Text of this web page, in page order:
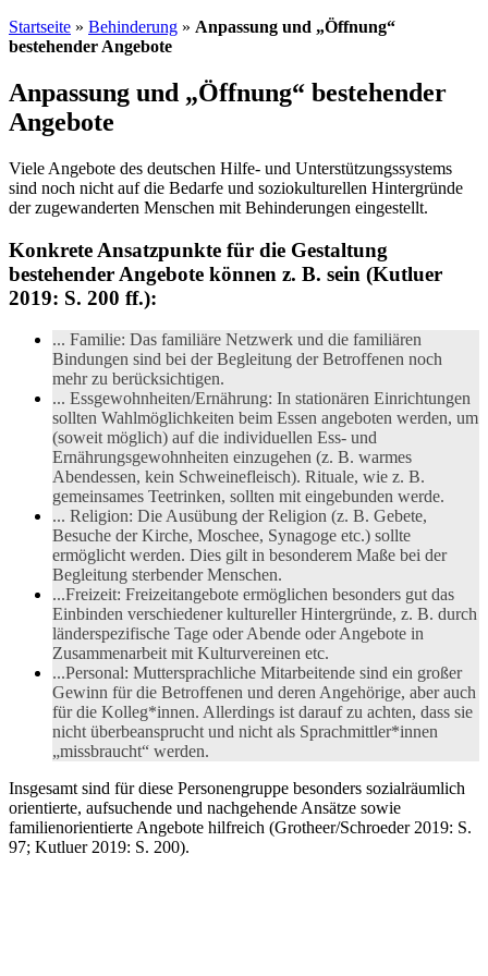
Startseite » Behinderung » Anpassung und „Öffnung“
bestehender Angebote
Anpassung und „Öffnung“ bestehender
Angebote
Viele Angebote des deutschen Hilfe- und Unterstützungssystems
sind noch nicht auf die Bedarfe und soziokulturellen Hintergründe
der zugewanderten Menschen mit Behinderungen eingestellt.
Konkrete Ansatzpunkte für die Gestaltung
bestehender Angebote können z. B. sein (Kutluer
2019: S. 200 ff.):
... Familie: Das familiäre Netzwerk und die familiären
Bindungen sind bei der Begleitung der Betroffenen noch
mehr zu berücksichtigen.
... Essgewohnheiten/Ernährung: In stationären Einrichtungen
sollten Wahlmöglichkeiten beim Essen angeboten werden, um
(soweit möglich) auf die individuellen Ess- und
Ernährungsgewohnheiten einzugehen (z. B. warmes
Abendessen, kein Schweinefleisch). Rituale, wie z. B.
gemeinsames Teetrinken, sollten mit eingebunden werde.
... Religion: Die Ausübung der Religion (z. B. Gebete,
Besuche der Kirche, Moschee, Synagoge etc.) sollte
ermöglicht werden. Dies gilt in besonderem Maße bei der
Begleitung sterbender Menschen.
...Freizeit: Freizeitangebote ermöglichen besonders gut das
Einbinden verschiedener kultureller Hintergründe, z. B. durch
länderspezifische Tage oder Abende oder Angebote in
Zusammenarbeit mit Kulturvereinen etc.
...Personal: Muttersprachliche Mitarbeitende sind ein großer
Gewinn für die Betroffenen und deren Angehörige, aber auch
für die Kolleg*innen. Allerdings ist darauf zu achten, dass sie
nicht überbeansprucht und nicht als Sprachmittler*innen
„missbraucht“ werden.
Insgesamt sind für diese Personengruppe besonders sozialräumlich
orientierte, aufsuchende und nachgehende Ansätze sowie
familienorientierte Angebote hilfreich (Grotheer/Schroeder 2019: S.
97; Kutluer 2019: S. 200).